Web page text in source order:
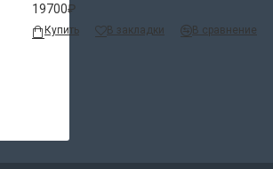
легко извлекать из устройства застрявший
19700₽
Купить В закладки В сравнение